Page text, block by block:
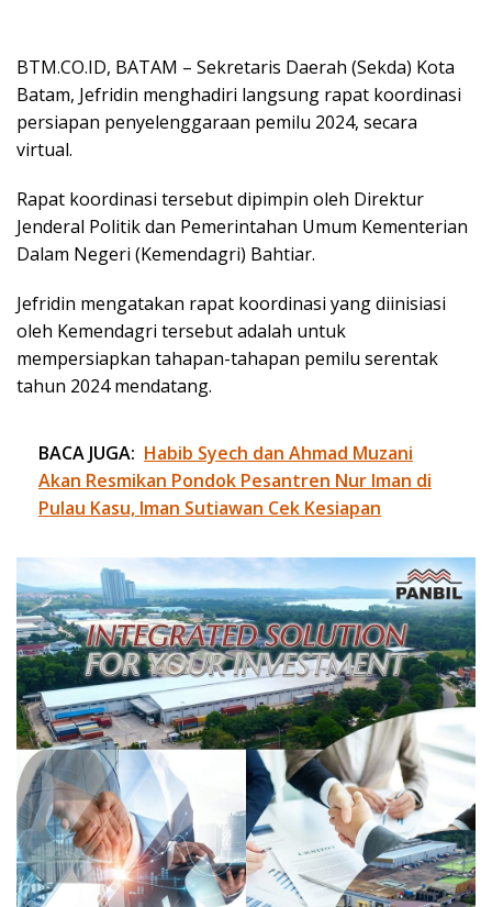
BTM.CO.ID, BATAM – Sekretaris Daerah (Sekda) Kota
Batam, Jefridin menghadiri langsung rapat koordinasi
persiapan penyelenggaraan pemilu 2024, secara
virtual.
Rapat koordinasi tersebut dipimpin oleh Direktur
Jenderal Politik dan Pemerintahan Umum Kementerian
Dalam Negeri (Kemendagri) Bahtiar.
Jefridin mengatakan rapat koordinasi yang diinisiasi
oleh Kemendagri tersebut adalah untuk
mempersiapkan tahapan-tahapan pemilu serentak
tahun 2024 mendatang.
BACA JUGA: Habib Syech dan Ahmad Muzani
Akan Resmikan Pondok Pesantren Nur Iman di
Pulau Kasu, Iman Sutiawan Cek Kesiapan